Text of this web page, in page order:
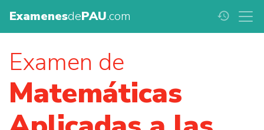
ExamenesdePAU.com history
Examen de
Matemáticas